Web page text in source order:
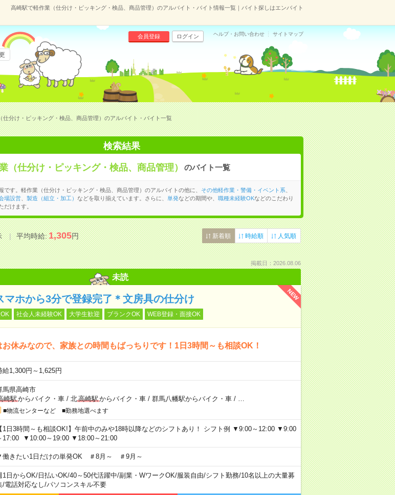
高崎駅で軽作業（仕分け・ピッキング・検品、商品管理）のアルバイト・バイト情報一覧｜バイト探しはエンバイト
会員登録 ログイン ヘルプ・お問い合わせ サイトマップ
仕分け・ピッキング・検品、商品管理）のアルバイト・バイト一覧
検索結果
（仕分け・ピッキング・検品、商品管理） のバイト一覧
です。軽作業（仕分け・ピッキング・検品、商品管理）のアルバイトの他に、 その他軽作業・警備・イベント系
場設営、 製造（組立・加工） などを取り揃えています。さらに、 単発などの期間や、 職種未経験OKなどのこだわり
だけます。
平均時給:1,305円 新着順 時給順 人気順
掲載日：2026.08.06
未読
NEW
マホから3分で登録完了＊文房具の仕分け
社会人未経験OK 大学生歓迎 ブランクOK WEB登録・面接OK
お休みなので、家族との時間もばっちりです！1日3時間～も相談OK！
給1,300円～1,625円
馬県高崎市
崎駅からバイク・車/ 北高崎駅からバイク・車/ 群馬八幡駅からバイク・車/
■物流センターなど ■勤務地選べます
【1日3時間～も相談OK!】午前中のみや18時以降などのシフトあり！ シフト例 ▼9:00～12:00 ▼9:00
17:00 ▼10:00～19:00 ▼18:00～21:00
きたい1日だけの単発OK ＃8月～ ＃9月～
1日からOK/日払いOK/40～50代活躍中/副業・WワークOK/服装自由/シフト勤務/10名以上の大量募
/電話対応なし/パソコンスキル不要